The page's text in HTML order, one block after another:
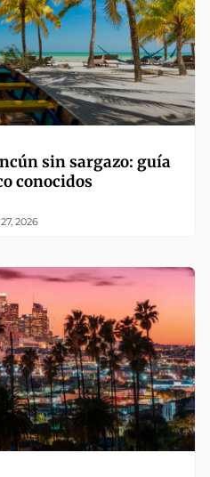
sin sargazo: guía
conocidos
2026